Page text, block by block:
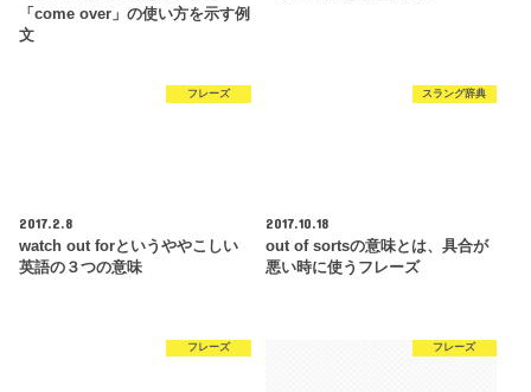
「come over」の使い方を示す例
文
フレーズ
2017.2.8
watch out forというややこしい
英語の３つの意味
スラング辞典
2017.10.18
out of sortsの意味とは、具合が
悪い時に使うフレーズ
フレーズ フレーズ